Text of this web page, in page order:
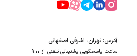
آدرس: تهران، اشرفی اصفهانی
ساعت پاسخگویی پشتیبانی تلفنی از ۹:۰۰